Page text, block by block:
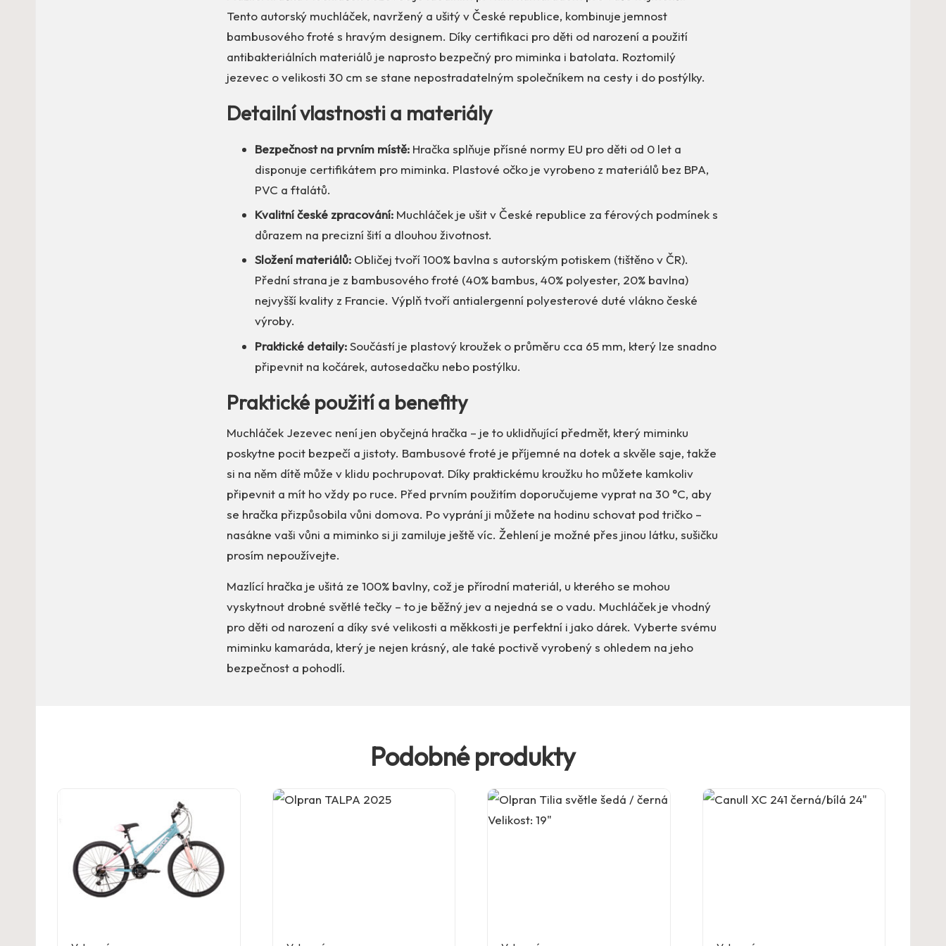
Tento autorský muchláček, navržený a ušitý v České republice, kombinuje jemnost
bambusového froté s hravým designem. Díky certifikaci pro děti od narození a použití
antibakteriálních materiálů je naprosto bezpečný pro miminka i batolata. Roztomilý
jezevec o velikosti 30 cm se stane nepostradatelným společníkem na cesty i do postýlky.
Detailní vlastnosti a materiály
Bezpečnost na prvním místě: Hračka splňuje přísné normy EU pro děti od 0 let a
disponuje certifikátem pro miminka. Plastové očko je vyrobeno z materiálů bez BPA,
PVC a ftalátů.
Kvalitní české zpracování: Muchláček je ušit v České republice za férových podmínek s
důrazem na precizní šití a dlouhou životnost.
Složení materiálů: Obličej tvoří 100% bavlna s autorským potiskem (tištěno v ČR).
Přední strana je z bambusového froté (40% bambus, 40% polyester, 20% bavlna)
nejvyšší kvality z Francie. Výplň tvoří antialergenní polyesterové duté vlákno české
výroby.
Praktické detaily:Součástí je plastový kroužek o průměru cca 65 mm, který lze snadno
připevnit na kočárek, autosedačku nebo postýlku.
Praktické použití a benefity
Muchláček Jezevec není jen obyčejná hračka – je to uklidňující předmět, který miminku
poskytne pocit bezpečí a jistoty. Bambusové froté je příjemné na dotek a skvěle saje, takže
si na něm dítě může v klidu pochrupovat. Díky praktickému kroužku ho můžete kamkoliv
připevnit a mít ho vždy po ruce. Před prvním použitím doporučujeme vyprat na 30 °C, aby
se hračka přizpůsobila vůni domova. Po vyprání ji můžete na hodinu schovat pod tričko –
nasákne vaši vůni a miminko si ji zamiluje ještě víc. Žehlení je možné přes jinou látku, sušičku
prosím nepoužívejte.
Mazlící hračka je ušitá ze 100% bavlny, což je přírodní materiál, u kterého se mohou
vyskytnout drobné světlé tečky – to je běžný jev a nejedná se o vadu. Muchláček je vhodný
pro děti od narození a díky své velikosti a měkkosti je perfektní i jako dárek. Vyberte svému
miminku kamaráda, který je nejen krásný, ale také poctivě vyrobený s ohledem na jeho
bezpečnost a pohodlí.
Podobné produkty